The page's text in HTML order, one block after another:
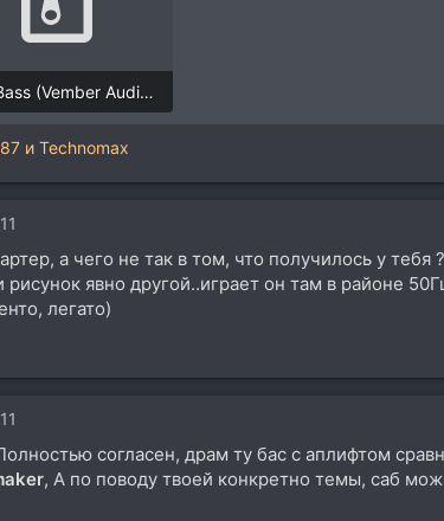
Sub Bass (Vember Audio Surge).rar
и Technomax
а чего не так в том, что получилось у
рисунок явно другой..играет он там в районе
легато)
согласен, драм ту бас с аплифтом
, А по поводу твоей конкретно темы, саб